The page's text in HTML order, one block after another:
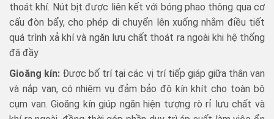
thoát khí. Nút bịt được liên kết với bóng phao thông qua cơ
cấu đòn bẩy, cho phép di chuyển lên xuống nhằm điều tiết
quá trình xả khí và ngăn lưu chất thoát ra ngoài khi hệ thống
đã đầy
Gioăng kín: Được bố trí tại các vị trí tiếp giáp giữa thân van
và nắp van, có nhiệm vụ đảm bảo độ kín khít cho toàn bộ
cụm van. Gioăng kín giúp ngăn hiện tượng rò rỉ lưu chất và